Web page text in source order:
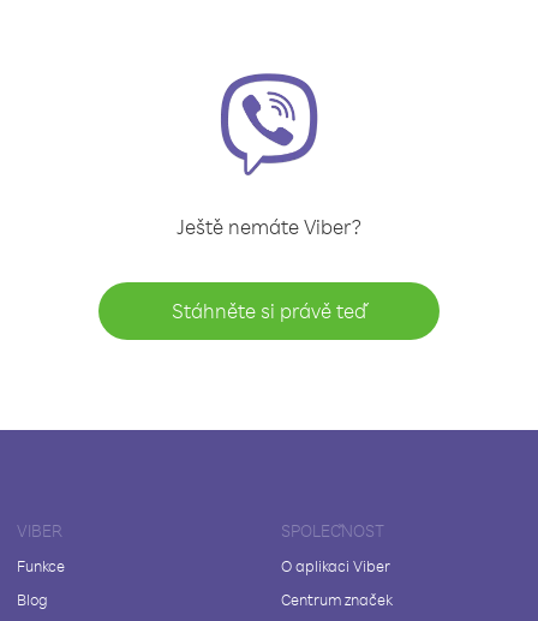
Ještě nemáte Viber?
Stáhněte si právě teď
VIBER
Funkce
Blog
SPOLEČNOST
O aplikaci Viber
Centrum značek